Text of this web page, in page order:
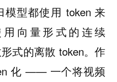
模型都使用 token 来
向量形式的连续
式的离散 token。作
化 —— 一个将视频